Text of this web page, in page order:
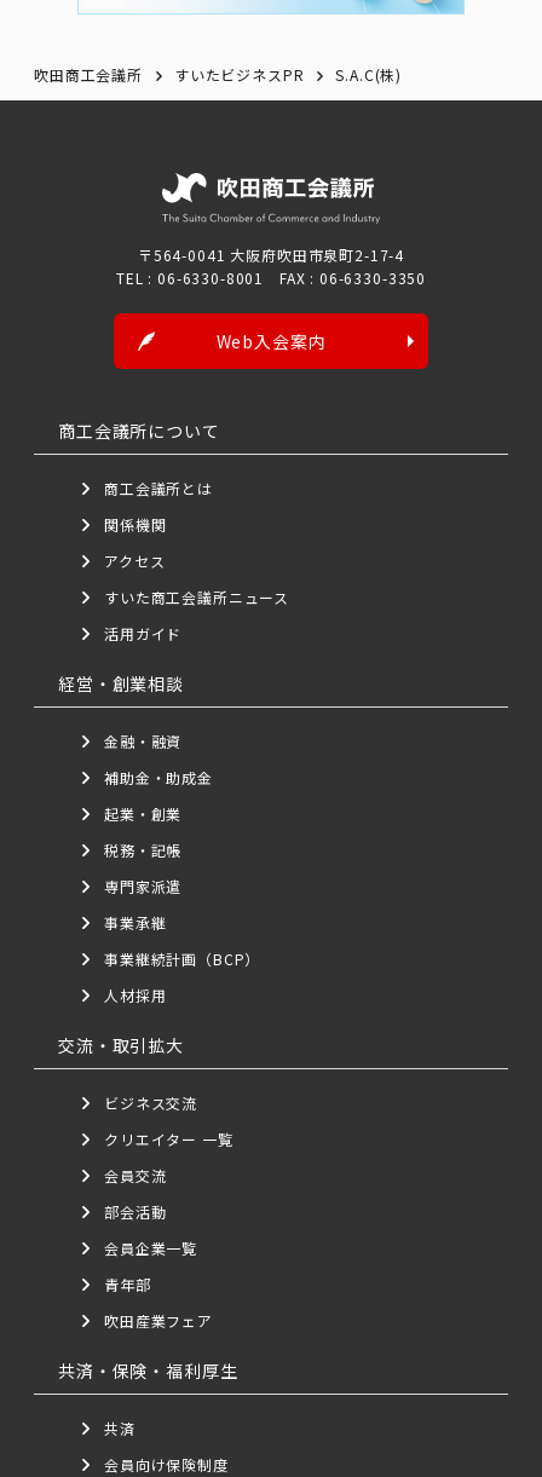
吹田商工会議所 すいたビジネスPR S.A.C(株)
〒564-0041 大阪府吹田市泉町2-17-4
TEL : 06-6330-8001 FAX : 06-6330-3350
Web入会案内
商工会議所について
商工会議所とは
関係機関
アクセス
すいた商工会議所ニュース
活用ガイド
経営・創業相談
金融・融資
補助金・助成金
起業・創業
税務・記帳
専門家派遣
事業承継
事業継続計画（BCP）
人材採用
交流・取引拡大
ビジネス交流
クリエイター 一覧
会員交流
部会活動
会員企業一覧
青年部
吹田産業フェア
共済・保険・福利厚生
共済
会員向け保険制度